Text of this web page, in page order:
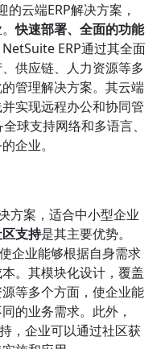
的云端ERP解决方案，
快速部署、全面的功能
ERP通过其全面
供应链、人力资源等多
管理解决方案。其云端
实现远程办公和协同管
球支持网络和多语言、
企业。
方案，适合中小型企业
支持是其主要优势。
企业能够根据自身需求
。其模块化设计，覆盖
等多个方面，使企业能
的业务需求。此外，
，企业可以通过社区获